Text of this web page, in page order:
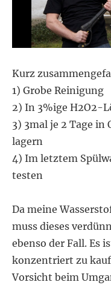
Kurz
1) Grobe Reinigung
2) In 3%ige H2O2-
3) 3mal je 2 Tage in
lagern
4) Im letztem
testen
Da meine
muss dieses
ebenso der Fall. Es
konzentriert zu
Vorsicht beim